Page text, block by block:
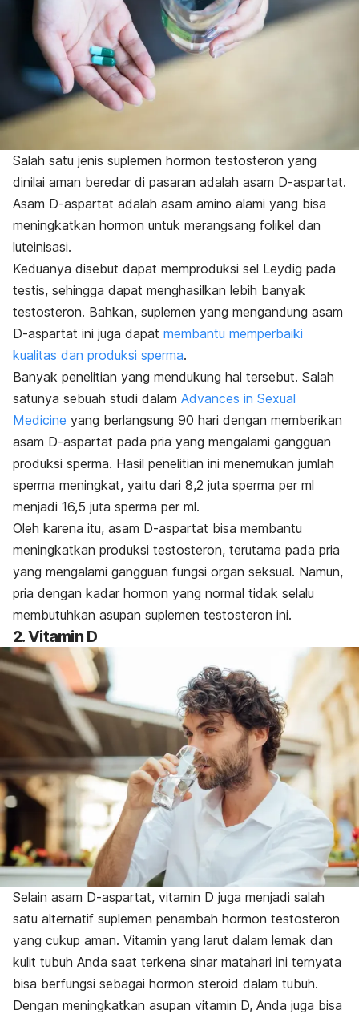
Salah satu jenis suplemen hormon testosteron yang
dinilai aman beredar di pasaran adalah asam D-aspartat.
Asam D-aspartat adalah asam amino alami yang bisa
meningkatkan hormon untuk merangsang folikel dan
luteinisasi.
Keduanya disebut dapat memproduksi sel Leydig pada
testis, sehingga dapat menghasilkan lebih banyak
testosteron. Bahkan, suplemen yang mengandung asam
D-aspartat ini juga dapat membantu memperbaiki
kualitas dan produksi sperma.
Banyak penelitian yang mendukung hal tersebut. Salah
satunya sebuah studi dalam Advances in Sexual
Medicine yang berlangsung 90 hari dengan memberikan
asam D-aspartat pada pria yang mengalami gangguan
produksi sperma. Hasil penelitian ini menemukan jumlah
sperma meningkat, yaitu dari 8,2 juta sperma per ml
menjadi 16,5 juta sperma per ml.
Oleh karena itu, asam D-aspartat bisa membantu
meningkatkan produksi testosteron, terutama pada pria
yang mengalami gangguan fungsi organ seksual. Namun,
pria dengan kadar hormon yang normal tidak selalu
membutuhkan asupan suplemen testosteron ini.
2. Vitamin D
Selain asam D-aspartat, vitamin D juga menjadi salah
satu alternatif suplemen penambah hormon testosteron
yang cukup aman. Vitamin yang larut dalam lemak dan
kulit tubuh Anda saat terkena sinar matahari ini ternyata
bisa berfungsi sebagai hormon steroid dalam tubuh.
Dengan meningkatkan asupan vitamin D, Anda juga bisa